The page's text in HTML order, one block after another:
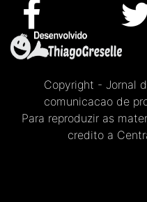
Copyright - Jornal
comunicacao de
Para reproduzir as
credito a